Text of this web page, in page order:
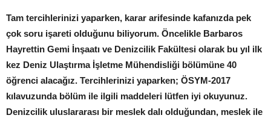
Tam tercihlerinizi yaparken, karar arifesinde kafanızda pek
çok soru işareti olduğunu biliyorum. Öncelikle Barbaros
Hayrettin Gemi İnşaatı ve Denizcilik Fakültesi olarak bu yıl ilk
kez Deniz Ulaştırma İşletme Mühendisliği bölümüne 40
öğrenci alacağız. Tercihlerinizi yaparken; ÖSYM-2017
kılavuzunda bölüm ile ilgili maddeleri lütfen iyi okuyunuz.
Denizcilik uluslararası bir meslek dalı olduğundan, meslek ile